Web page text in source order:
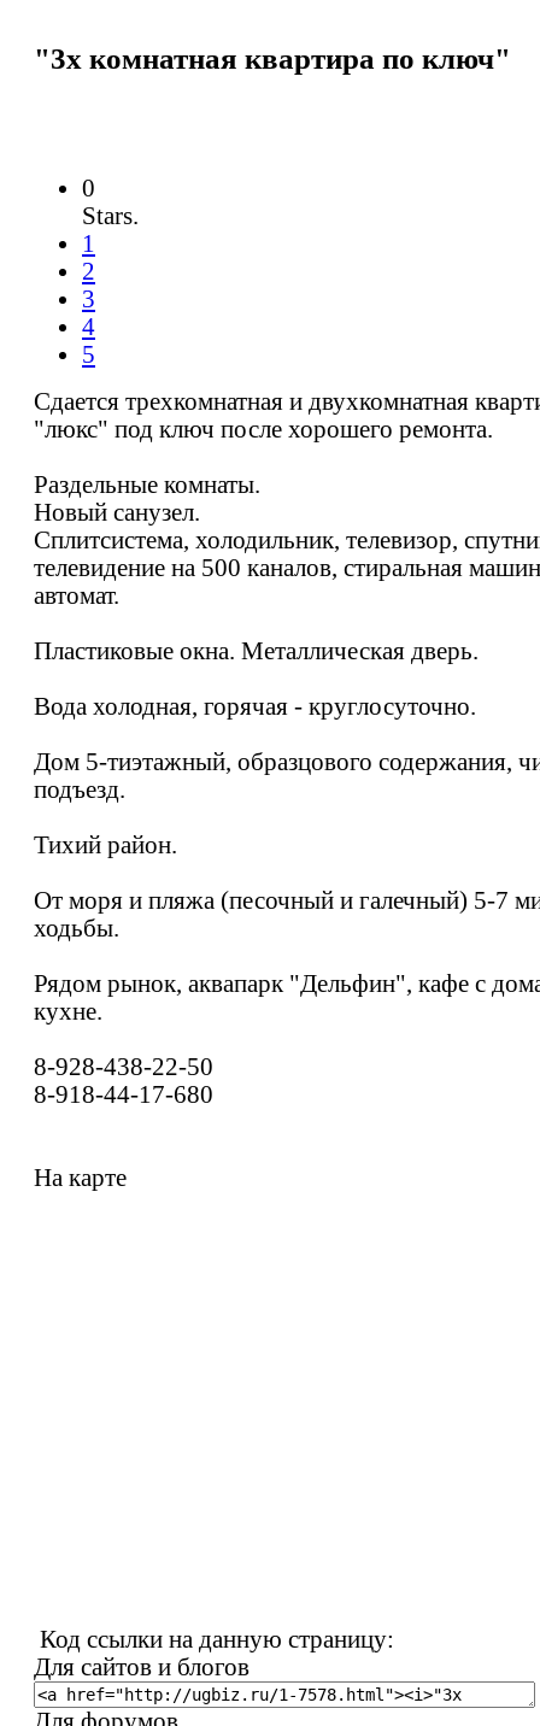
"3х комнатная квартира по ключ"
0
Stars.
1
2
3
4
5
Сдается трехкомнатная и двухкомнатная
"люкс" под ключ после хорошего ремонта.
Раздельные комнаты.
Новый санузел.
Сплитсистема, холодильник, телевизор,
телевидение на 500 каналов, стиральная
автомат.
Пластиковые окна. Металлическая дверь.
Вода холодная, горячая - круглосуточно.
Дом 5-тиэтажный, образцового содержания,
подъезд.
Тихий район.
От моря и пляжа (песочный и галечный) 5-7
ходьбы.
Рядом рынок, аквапарк "Дельфин", кафе с
кухне.
8-928-438-22-50
8-918-44-17-680
На карте
Код ссылки на данную страницу:
Для сайтов и блогов